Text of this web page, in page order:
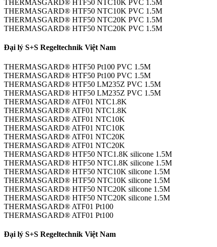
THERMASGARD® HTF50 NTC10K PVC 1.5M
THERMASGARD® HTF50 NTC10K PVC 1.5M
THERMASGARD® HTF50 NTC20K PVC 1.5M
THERMASGARD® HTF50 NTC20K PVC 1.5M
Đại lý S+S Regeltechnik Việt Nam
THERMASGARD® HTF50 Pt100 PVC 1.5M
THERMASGARD® HTF50 Pt100 PVC 1.5M
THERMASGARD® HTF50 LM235Z PVC 1.5M
THERMASGARD® HTF50 LM235Z PVC 1.5M
THERMASGARD® ATF01 NTC1.8K
THERMASGARD® ATF01 NTC1.8K
THERMASGARD® ATF01 NTC10K
THERMASGARD® ATF01 NTC10K
THERMASGARD® ATF01 NTC20K
THERMASGARD® ATF01 NTC20K
THERMASGARD® HTF50 NTC1.8K silicone 1.5M
THERMASGARD® HTF50 NTC1.8K silicone 1.5M
THERMASGARD® HTF50 NTC10K silicone 1.5M
THERMASGARD® HTF50 NTC10K silicone 1.5M
THERMASGARD® HTF50 NTC20K silicone 1.5M
THERMASGARD® HTF50 NTC20K silicone 1.5M
THERMASGARD® ATF01 Pt100
THERMASGARD® ATF01 Pt100
Đại lý S+S Regeltechnik Việt Nam